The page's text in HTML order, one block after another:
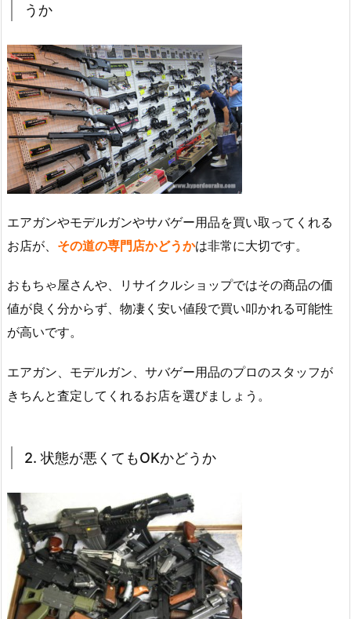
うか
エアガンやモデルガンやサバゲー用品を買い取ってくれる
お店が、 その道の専門店かどうかは非常に大切です。
おもちゃ屋さんや、リサイクルショップではその商品の価
値が良く分からず、物凄く安い値段で買い叩かれる可能性
が高いです。
エアガン、モデルガン、サバゲー用品のプロのスタッフが
きちんと査定してくれるお店を選びましょう。
2. 状態が悪くてもOKかどうか